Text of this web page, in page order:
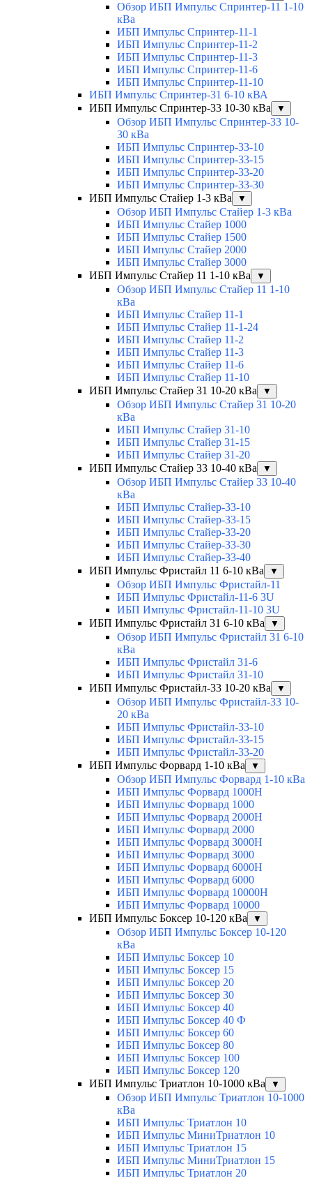
Обзор ИБП Импульс Спринтер-11 1-10
кВа
ИБП Импульс Спринтер-11-1
ИБП Импульс Спринтер-11-2
ИБП Импульс Спринтер-11-3
ИБП Импульс Спринтер-11-6
ИБП Импульс Спринтер-11-10
ИБП Импульс Спринтер-31 6-10 кВА
ИБП Импульс Спринтер-33 10-30 кВа
▼
Обзор ИБП Импульс Спринтер-33 10-
30 кВа
ИБП Импульс Спринтер-33-10
ИБП Импульс Спринтер-33-15
ИБП Импульс Спринтер-33-20
ИБП Импульс Спринтер-33-30
ИБП Импульс Стайер 1-3 кВа
▼
Обзор ИБП Импульс Стайер 1-3 кВа
ИБП Импульс Стайер 1000
ИБП Импульс Стайер 1500
ИБП Импульс Стайер 2000
ИБП Импульс Стайер 3000
ИБП Импульс Стайер 11 1-10 кВа
▼
Обзор ИБП Импульс Стайер 11 1-10
кВа
ИБП Импульс Стайер 11-1
ИБП Импульс Стайер 11-1-24
ИБП Импульс Стайер 11-2
ИБП Импульс Стайер 11-3
ИБП Импульс Стайер 11-6
ИБП Импульс Стайер 11-10
ИБП Импульс Стайер 31 10-20 кВа
▼
Обзор ИБП Импульс Стайер 31 10-20
кВа
ИБП Импульс Стайер 31-10
ИБП Импульс Стайер 31-15
ИБП Импульс Стайер 31-20
ИБП Импульс Стайер 33 10-40 кВа
▼
Обзор ИБП Импульс Стайер 33 10-40
кВа
ИБП Импульс Стайер-33-10
ИБП Импульс Стайер-33-15
ИБП Импульс Стайер-33-20
ИБП Импульс Стайер-33-30
ИБП Импульс Стайер-33-40
ИБП Импульс Фристайл 11 6-10 кВа
▼
Обзор ИБП Импульс Фристайл-11
ИБП Импульс Фристайл-11-6 3U
ИБП Импульс Фристайл-11-10 3U
ИБП Импульс Фристайл 31 6-10 кВа
▼
Обзор ИБП Импульс Фристайл 31 6-10
кВа
ИБП Импульс Фристайл 31-6
ИБП Импульс Фристайл 31-10
ИБП Импульс Фристайл-33 10-20 кВа
▼
Обзор ИБП Импульс Фристайл-33 10-
20 кВа
ИБП Импульс Фристайл-33-10
ИБП Импульс Фристайл-33-15
ИБП Импульс Фристайл-33-20
ИБП Импульс Форвард 1-10 кВа
▼
Обзор ИБП Импульс Форвард 1-10 кВа
ИБП Импульс Форвард 1000H
ИБП Импульс Форвард 1000
ИБП Импульс Форвард 2000H
ИБП Импульс Форвард 2000
ИБП Импульс Форвард 3000H
ИБП Импульс Форвард 3000
ИБП Импульс Форвард 6000H
ИБП Импульс Форвард 6000
ИБП Импульс Форвард 10000H
ИБП Импульс Форвард 10000
ИБП Импульс Боксер 10-120 кВа
▼
Обзор ИБП Импульс Боксер 10-120
кВа
ИБП Импульс Боксер 10
ИБП Импульс Боксер 15
ИБП Импульс Боксер 20
ИБП Импульс Боксер 30
ИБП Импульс Боксер 40
ИБП Импульс Боксер 40 Ф
ИБП Импульс Боксер 60
ИБП Импульс Боксер 80
ИБП Импульс Боксер 100
ИБП Импульс Боксер 120
ИБП Импульс Триатлон 10-1000 кВа
▼
Обзор ИБП Импульс Триатлон 10-1000
кВа
ИБП Импульс Триатлон 10
ИБП Импульс МиниТриатлон 10
ИБП Импульс Триатлон 15
ИБП Импульс МиниТриатлон 15
ИБП Импульс Триатлон 20